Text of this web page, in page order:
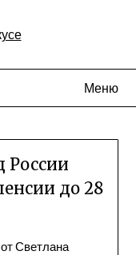
Меню
до 28
отСветлана